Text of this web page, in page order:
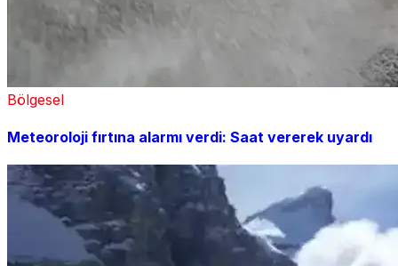
Bölgesel
Meteoroloji fırtına alarmı verdi: Saat vererek uyardı